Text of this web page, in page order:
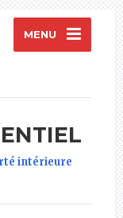
MENU
intérieure